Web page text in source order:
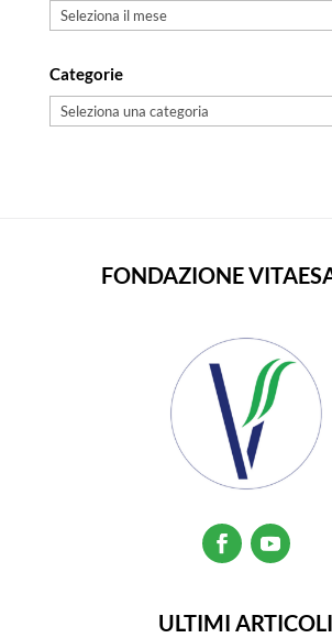
Archivi
Categorie
Categorie
FONDAZIONE
ULTIMI ARTICOLI